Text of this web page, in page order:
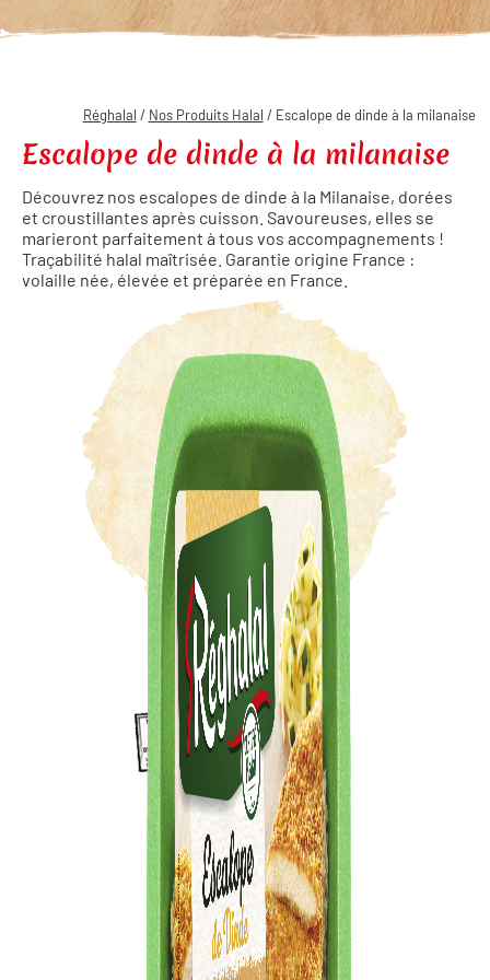
Réghalal / Nos Produits Halal / Escalope de dinde à la milanaise
Escalope de dinde à la milanaise
Découvrez nos escalopes de dinde à la Milanaise, dorées
et croustillantes après cuisson. Savoureuses, elles se
marieront parfaitement à tous vos accompagnements !
Traçabilité halal maîtrisée. Garantie origine France :
volaille née, élevée et préparée en France.
6 minutes